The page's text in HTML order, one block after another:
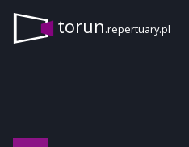
torun.repertuary.pl